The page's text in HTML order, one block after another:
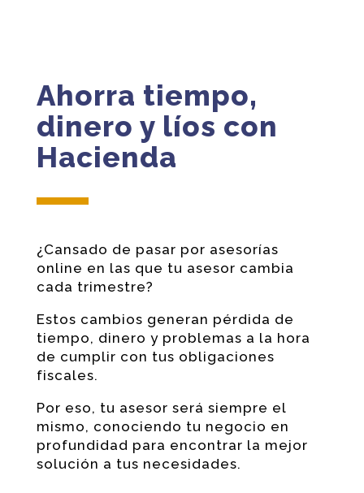
Ahorra tiempo,
dinero y líos con
Hacienda
¿Cansado de pasar por asesorías
online en las que tu asesor cambia
cada trimestre?
Estos cambios generan pérdida de
tiempo, dinero y problemas a la hora
de cumplir con tus obligaciones
fiscales.
Por eso, tu asesor será siempre el
mismo, conociendo tu negocio en
profundidad para encontrar la mejor
solución a tus necesidades.